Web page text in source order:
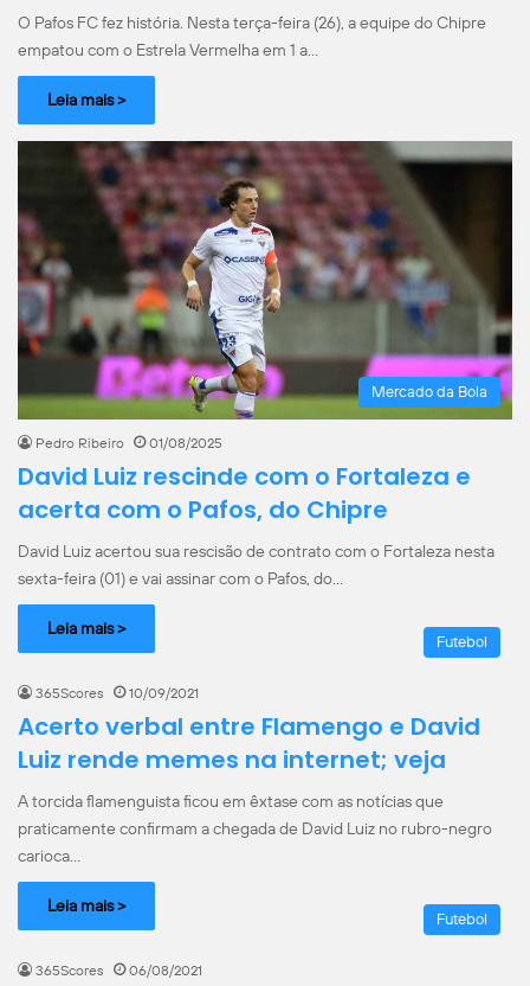
O Pafos FC fez história. Nesta terça-feira (26), a equipe do Chipre
empatou com o Estrela Vermelha em 1 a…
Leia mais >
Mercado da Bola
Pedro Ribeiro 01/08/2025
David Luiz rescinde com o Fortaleza e
acerta com o Pafos, do Chipre
David Luiz acertou sua rescisão de contrato com o Fortaleza nesta
sexta-feira (01) e vai assinar com o Pafos, do…
Leia mais >
Futebol
365Scores 10/09/2021
Acerto verbal entre Flamengo e David
Luiz rende memes na internet; veja
A torcida flamenguista ficou em êxtase com as notícias que
praticamente confirmam a chegada de David Luiz no rubro-negro
carioca…
Leia mais >
Futebol
365Scores 06/08/2021